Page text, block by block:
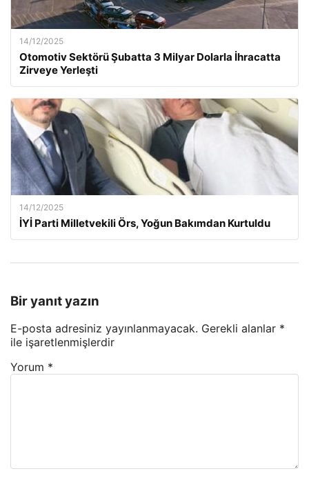
14/12/2025
Otomotiv Sektörü Şubatta 3 Milyar Dolarla İhracatta
Zirveye Yerleşti
14/12/2025
İYİ Parti Milletvekili Örs, Yoğun Bakımdan Kurtuldu
Bir yanıt yazın
E-posta adresiniz yayınlanmayacak. Gerekli alanlar *
ile işaretlenmişlerdir
Yorum *